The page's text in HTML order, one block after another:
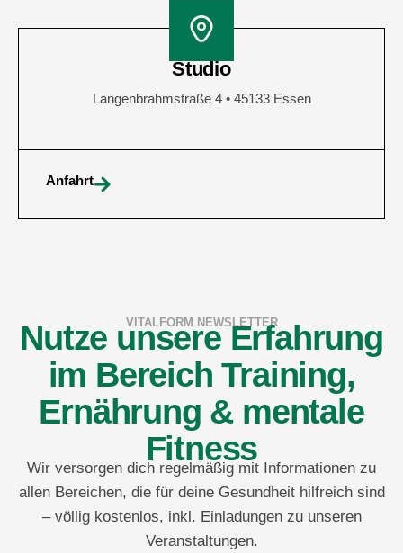
Studio
Langenbrahmstraße 4 • 45133 Essen
Anfahrt
VITALFORM NEWSLETTER
Nutze unsere Erfahrung
im Bereich Training,
Ernährung & mentale
Fitness
Wir versorgen dich regelmäßig mit Informationen zu
allen Bereichen, die für deine Gesundheit hilfreich sind
– völlig kostenlos, inkl. Einladungen zu unseren
Veranstaltungen.